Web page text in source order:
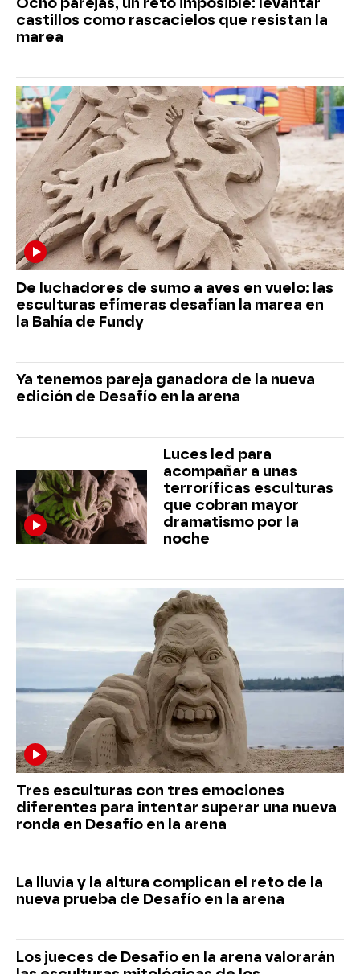
castillos como rascacielos que resistan la
marea
De luchadores de sumo a aves en vuelo: las
esculturas efímeras desafían la marea en
la Bahía de Fundy
Ya tenemos pareja ganadora de la nueva
edición de Desafío en la arena
Luces led para
acompañar a unas
terroríficas esculturas
que cobran mayor
dramatismo por la
noche
Tres esculturas con tres emociones
diferentes para intentar superar una nueva
ronda en Desafío en la arena
La lluvia y la altura complican el reto de la
nueva prueba de Desafío en la arena
Los jueces de Desafío en la arena valorarán